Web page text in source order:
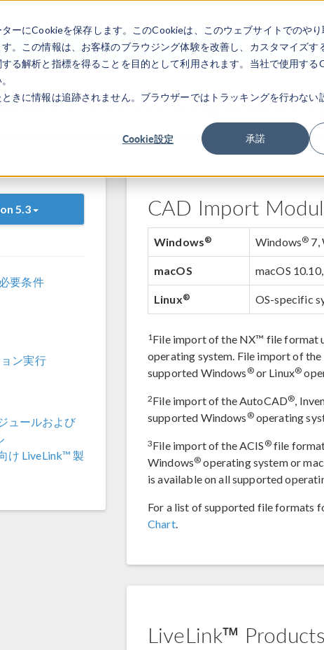
ーにCookieを保存します。このCookieは、このウェブサイトでのや
。この情報は、お客様のブラウジング体験を改善し、カスタマイズす
る解析と指標を得ることを目的として利用されます。当社で使用する
きに情報は追跡されません。ブラウザーではトラッキングを行わない
Cookie設定 承諾
製品 業界 ビ
5.3 Interfacing Product
5.3
必要条件
ン実行
ュールおよび
け LiveLink™ 製
CAD Import
Windows® Windows® 7,
macOS macOS
Linux® OS-specific
1File import of the NX™ file format
operating system. File import of
supported Windows ®or Linux®
2File import of the AutoCAD®,
supported Windows ®operating
3File import of the ACIS ®file format
Windows® operating system or
is available on all supported
For a list of supported file formats
Chart.
LiveLink™ Products